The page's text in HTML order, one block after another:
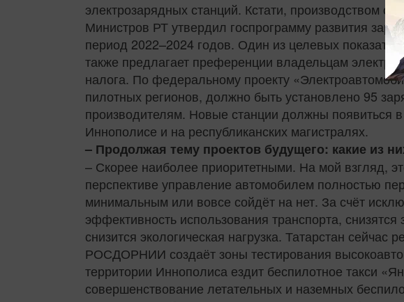
электрозарядных станций. Кстати, производством
Министров РТ утвердил госпрограмму развития
период 2022–2024 годов. Один из целевых
также предлагает преференции владельцам
налога. По федеральному проекту
пилотных регионов, должно быть установлено 95
производителям. Новые станции должны появиться
Иннополисе и на республиканских магистралях.
– Продолжая тему проектов будущего: какие из
– Скорее наиболее приоритетными. На мой взгляд,
перспективе управление автомобилем полностью
минимальным или вовсе сойдёт на нет. За счёт
эффективность использования транспорта,
снизится экологическая нагрузка. Татарстан
РОСДОРНИИ создаёт зоны тестирования
территории Иннополиса ездит беспилотное такси
совершенствование летательных и наземных